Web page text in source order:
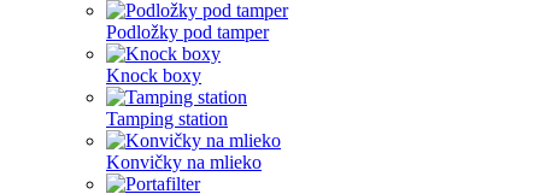
Podložky pod tamper
Knock boxy
Tamping station
Konvičky na mlieko